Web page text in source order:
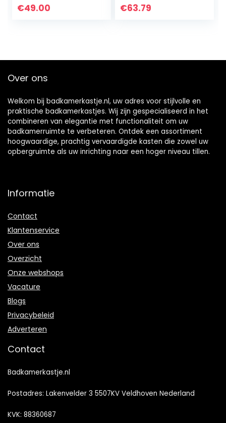
badkamermeubel
€49.00
planken, 35,5 x
€63.79
Over ons
Welkom bij badkamerkastje.nl, uw adres voor stijlvolle en
praktische badkamerkastjes. Wij zijn gespecialiseerd in het
combineren van elegantie met functionaliteit om uw
badkamerruimte te verbeteren. Ontdek een assortiment
hoogwaardige, prachtig vervaardigde kasten die zowel uw
opbergruimte als uw inrichting naar een hoger niveau tillen.
Informatie
Contact
Klantenservice
Over ons
Overzicht
Onze webshops
Vacature
Blogs
Privacybeleid
Adverteren
Contact
Badkamerkastje.nl
Postadres: Lakenvelder 3 5507KV Veldhoven Nederland
KVK: 88360687